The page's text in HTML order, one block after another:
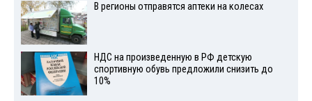
В регионы отправятся аптеки на колесах
НДС на произведенную в РФ детскую
спортивную обувь предложили снизить до
10%